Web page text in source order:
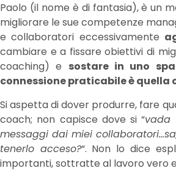
Paolo (il nome è di fantasia), è un
migliorare le sue competenze
e collaboratori eccessivamente
cambiare e a fissare obiettivi di
coaching) e sostare in uno
connessione praticabile è quella
Si aspetta di dover produrre, fare
coach; non capisce dove si “vada
messaggi dai miei
tenerlo acceso?“. Non lo dice
importanti, sottratte al lavoro vero e